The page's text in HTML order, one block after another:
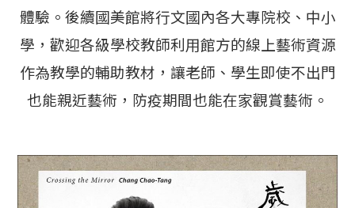
體驗。後續國美館將行文國內各大專院校、中小
學，歡迎各級學校教師利用館方的線上藝術資源
作為教學的輔助教材，讓老師、學生即使不出門
也能親近藝術，防疫期間也能在家觀賞藝術。